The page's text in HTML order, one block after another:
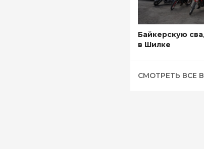
Байкерскую
в Шилке
СМОТРЕТЬ ВСЕ